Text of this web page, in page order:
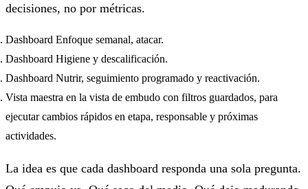
decisiones, no por métricas.
Dashboard Enfoque semanal, atacar.
Dashboard Higiene y descalificación.
Dashboard Nutrir, seguimiento programado y reactivación.
Vista maestra en la vista de embudo con filtros guardados, para
ejecutar cambios rápidos en etapa, responsable y próximas
actividades.
La idea es que cada dashboard responda una sola pregunta.